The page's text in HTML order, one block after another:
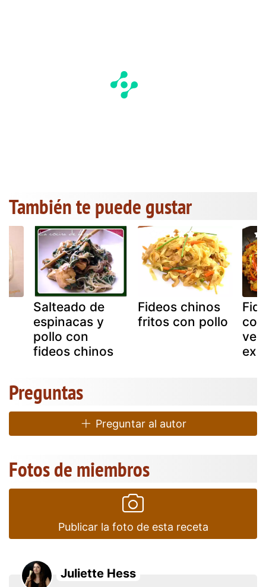
También te puede gustar
Salteado de
espinacas y
pollo con
fideos chinos
Fideos chinos
fritos con pollo
Preguntas
Preguntar al autor
Fotos de miembros
Publicar la foto de esta receta
Juliette Hess